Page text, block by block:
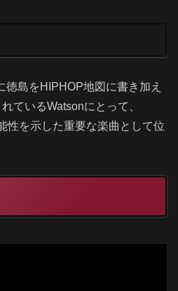
徳島をHIPHOP地図に書き加え
ているWatsonにとって、
性を示した重要な楽曲として位